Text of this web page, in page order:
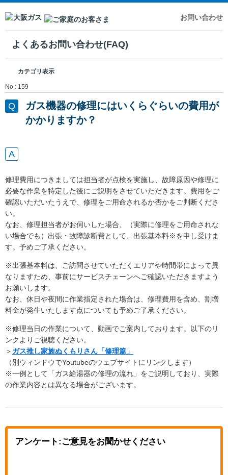
お問い合わせ
よくあるお問い合わせ(FAQ)
カテゴリ表示
No : 159
ガス機器の修理にはいくらぐらいの費用が
かかりますか？
修理費用につきましては担当者が点検を実施し、故障原因や修理に
必要な作業を特定した後にご説明をさせていただきます。費用をご
確認いただいたうえで、修理をご用命されるか否かをご判断くださ
い。
なお、修理担当者がお伺いした場合、（実際に修理をご用命されな
い場合でも）出張・故障診断費として、出張基本料※を申し受けま
す。予めご了承ください。
※出張基本料は、ご訪問させていただくエリアや時間帯によって異
なりますため、事前にサービスチェーンへご確認いただきますよう
お願いします。
なお、休日や夜間に作業指定された場合は、修理費用を含め、割増
料金が発生いたします点についても予めご了承ください。
※修理当日の作業について、動画でご案内しております。以下のリ
ンクよりご視聴ください。
＞ ガス推し家族ぬくもりさん「修理篇」
（別ウィンドウでYoutubeのウェブサイトにリンクします）
※一例として「ガス給湯器の修理の流れ」をご説明しており、実際
の作業内容とは異なる場合がございます。
アンケート:ご意見をお聞かせください